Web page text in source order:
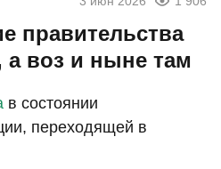
правительства
а воз и ныне там
в состоянии
переходящей в